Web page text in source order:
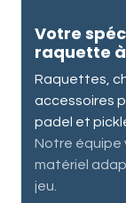
Votre
raquette
Raquettes,
accessoires
padel et
Notre équipe
matériel
jeu.